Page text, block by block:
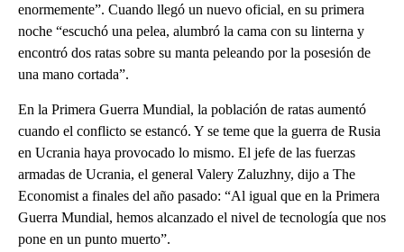
enormemente”. Cuando llegó un nuevo oficial, en su primera
noche “escuchó una pelea, alumbró la cama con su linterna y
encontró dos ratas sobre su manta peleando por la posesión de
una mano cortada”.
En la Primera Guerra Mundial, la población de ratas aumentó
cuando el conflicto se estancó. Y se teme que la guerra de Rusia
en Ucrania haya provocado lo mismo. El jefe de las fuerzas
armadas de Ucrania, el general Valery Zaluzhny, dijo a The
Economist a finales del año pasado: “Al igual que en la Primera
Guerra Mundial, hemos alcanzado el nivel de tecnología que nos
pone en un punto muerto”.